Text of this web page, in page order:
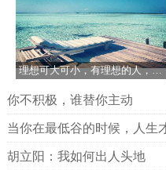
理想可大可小，有理想的人，才能活得有劲
你不积极，谁替你主动
当你在最低谷的时候，人生
胡立阳：我如何出人头地